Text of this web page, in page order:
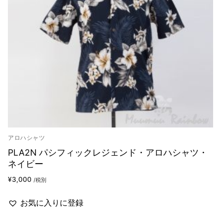
宅配レンタル
アロハシャツ
PLA2N パシフィックレジェンド・アロハシャツ・
ネイビー
¥3,000 /税別
お気に入りに登録